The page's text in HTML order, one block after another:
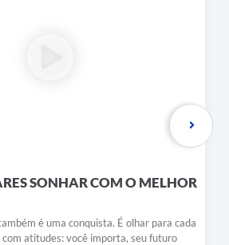
SONHAR COM O MELHOR
é uma conquista. É olhar para cada
atitudes: você importa, seu futuro